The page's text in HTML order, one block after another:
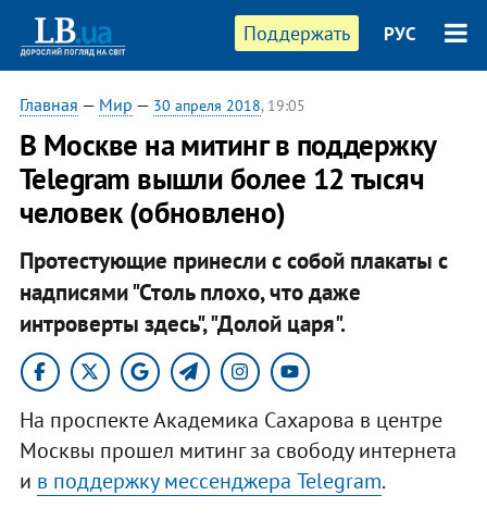
Поддержать РУС
Главная — Мир — 30 апреля 2018, 19:05
​В Москве на митинг в поддержку
Telegram вышли более 12 тысяч
человек (обновлено)
Протестующие принесли с собой плакаты с
надписями "Столь плохо, что даже
интроверты здесь", "Долой царя".
На проспекте Академика Сахарова в центре
Москвы прошел митинг за свободу интернета
и в поддержку мессенджера Telegram.